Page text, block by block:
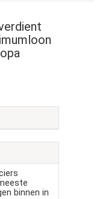
binnen in